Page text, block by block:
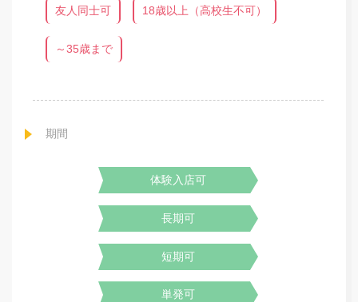
友人同士可 18歳以上（高校生不可）
～35歳まで
期間
体験入店可
長期可
短期可
単発可